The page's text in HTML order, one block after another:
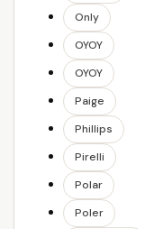
Only
OYOY
OYOY
Paige
Phillips
Pirelli
Polar
Poler